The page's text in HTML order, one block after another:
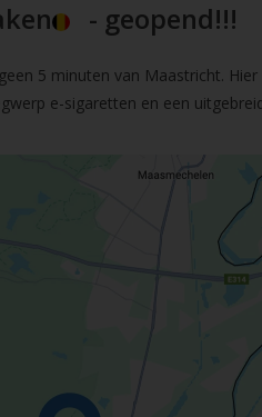
- geopend!!!
5 minuten van Maastricht.
e-sigaretten en een